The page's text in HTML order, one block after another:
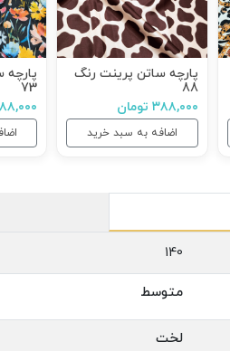
پارچه ساتن پرینت رنگ
88
۳۸۸,۰۰۰ تومان
اضافه به سبد خرید
73
۳۸۸,۰۰۰
140
متوسط
لخت